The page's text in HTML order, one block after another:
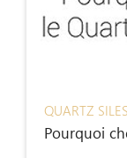
QUARTZ
Pourquoi